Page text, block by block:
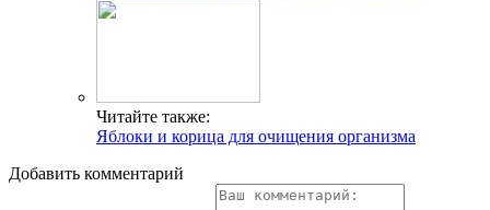
Читайте также:
Яблоки и корица для очищения организма
Добавить комментарий